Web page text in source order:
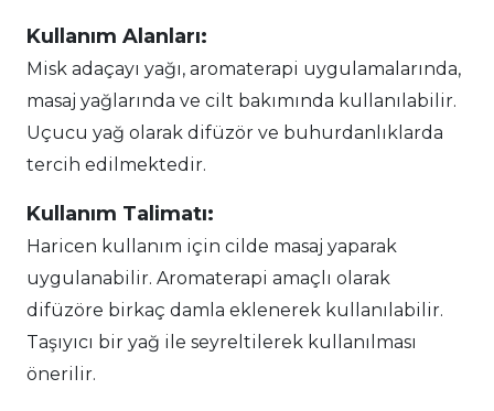
Kullanım Alanları:
Misk adaçayı yağı, aromaterapi uygulamalarında,
masaj yağlarında ve cilt bakımında kullanılabilir.
Uçucu yağ olarak difüzör ve buhurdanlıklarda
tercih edilmektedir.
Kullanım Talimatı:
Haricen kullanım için cilde masaj yaparak
uygulanabilir. Aromaterapi amaçlı olarak
difüzöre birkaç damla eklenerek kullanılabilir.
Taşıyıcı bir yağ ile seyreltilerek kullanılması
önerilir.